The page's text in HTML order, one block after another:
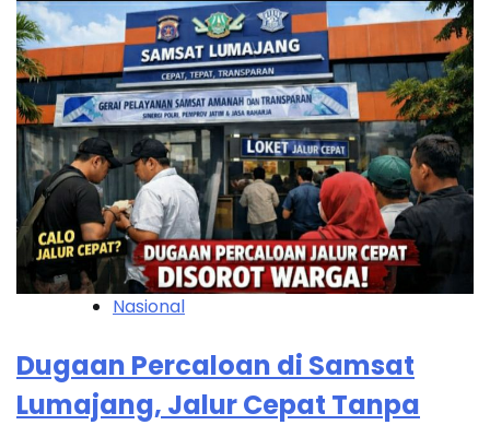
Nasional
Dugaan Percaloan di Samsat
Lumajang, Jalur Cepat Tanpa